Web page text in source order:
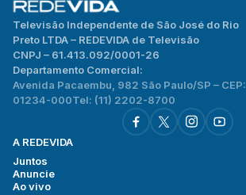
Televisão Independente de São José do Rio
Preto LTDA – REDEVIDA de Televisão
CNPJ – 61.413.092/0001-26
Departamento Comercial:
Avenida Pacaembu, 982 São Paulo/SP – CEP:
01234-000Tel: (11) 2202-8700
A REDEVIDA
Juntos
Anuncie
Ao vivo